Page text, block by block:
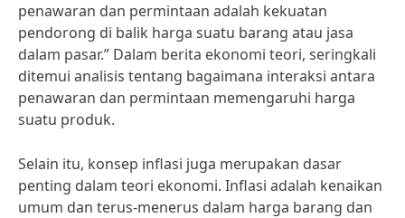
penawaran dan permintaan adalah kekuatan
pendorong di balik harga suatu barang atau jasa
dalam pasar.” Dalam berita ekonomi teori, seringkali
ditemui analisis tentang bagaimana interaksi antara
penawaran dan permintaan memengaruhi harga
suatu produk.
Selain itu, konsep inflasi juga merupakan dasar
penting dalam teori ekonomi. Inflasi adalah kenaikan
umum dan terus-menerus dalam harga barang dan